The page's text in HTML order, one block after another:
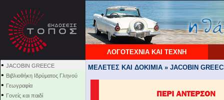
ΛΟΓΟΤΕΧΝΙΑ ΚΑΙ ΤΕΧΝΗ
• JACOBIN GREECE
• Βιβλιοθήκη Ιδρύματος Γληνού
• Γεωγραφία
• Γονείς και παιδί
ΜΕΛΕΤΕΣ ΚΑΙ ΔΟΚΙΜΙΑ » JACOBIN